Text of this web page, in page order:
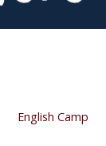
English Camp